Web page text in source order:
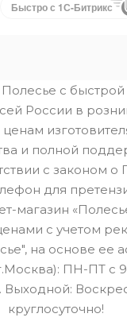
Быстро с 1С-Битрикс
с
России в
и полной
с законом о
для
магазин
с учетом
на основе ее
ПН-ПТ с
Выходной:
круглосуточно!